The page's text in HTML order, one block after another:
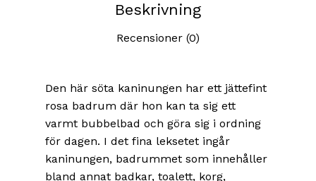
Beskrivning
Recensioner (0)
Den här söta kaninungen har ett jättefint
rosa badrum där hon kan ta sig ett
varmt bubbelbad och göra sig i ordning
för dagen. I det fina leksetet ingår
kaninungen, badrummet som innehåller
bland annat badkar, toalett, korg,